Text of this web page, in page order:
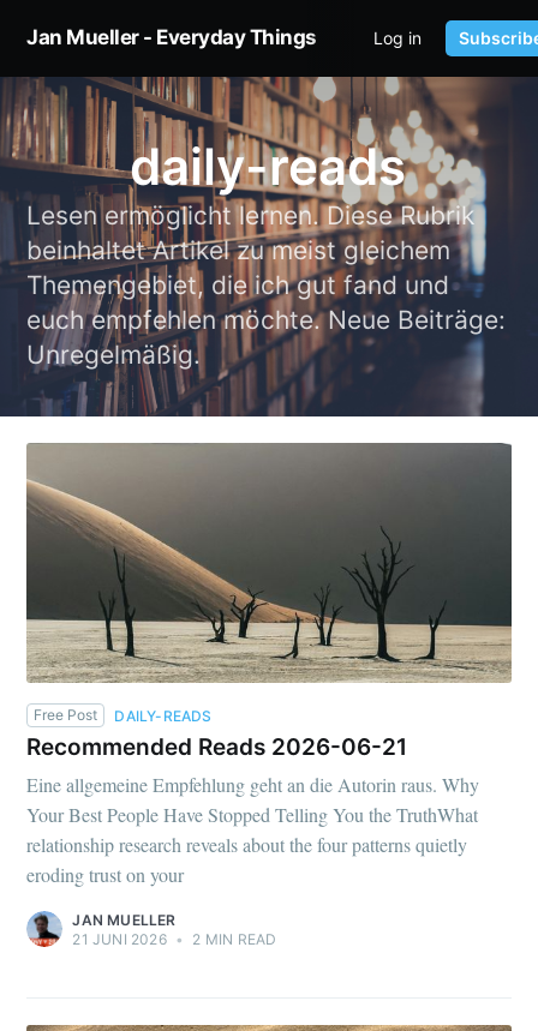
Jan Mueller - Everyday Things HOME TWITTER
Log in
daily-reads
Lesen ermöglicht lernen. Diese Rubrik
beinhaltet Artikel zu meist gleichem
Themengebiet, die ich gut fand und
euch empfehlen möchte. Neue Beiträge:
Unregelmäßig.
Free Post DAILY-READS
Recommended Reads 2026-06-21
Eine allgemeine Empfehlung geht an die Autorin raus. Why
Your Best People Have Stopped Telling You the TruthWhat
relationship research reveals about the four patterns quietly
eroding trust on your
JAN MUELLER
21 JUNI 2026 • 2 MIN READ